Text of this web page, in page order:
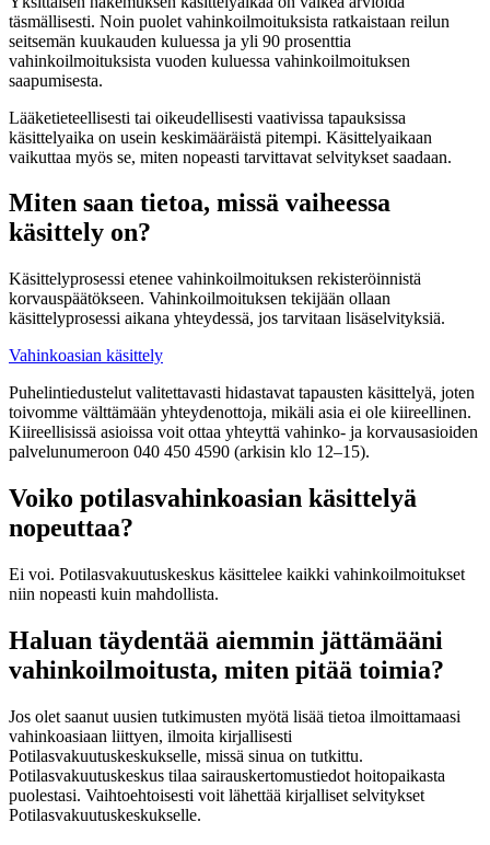
täsmällisesti. Noin puolet vahinkoilmoituksista ratkaistaan reilun
seitsemän kuukauden kuluessa ja yli 90 prosenttia
vahinkoilmoituksista vuoden kuluessa vahinkoilmoituksen
saapumisesta.
Lääketieteellisesti tai oikeudellisesti vaativissa tapauksissa
käsittelyaika on usein keskimääräistä pitempi. Käsittelyaikaan
vaikuttaa myös se, miten nopeasti tarvittavat selvitykset saadaan.
Miten saan tietoa, missä vaiheessa
käsittely on?
Käsittelyprosessi etenee vahinkoilmoituksen rekisteröinnistä
korvauspäätökseen. Vahinkoilmoituksen tekijään ollaan
käsittelyprosessi aikana yhteydessä, jos tarvitaan lisäselvityksiä.
Vahinkoasian käsittely
Puhelintiedustelut valitettavasti hidastavat tapausten käsittelyä, joten
toivomme välttämään yhteydenottoja, mikäli asia ei ole kiireellinen.
Kiireellisissä asioissa voit ottaa yhteyttä vahinko- ja korvausasioiden
palvelunumeroon 040 450 4590 (arkisin klo 12–15).
Voiko potilasvahinkoasian käsittelyä
nopeuttaa?
Ei voi. Potilasvakuutuskeskus käsittelee kaikki vahinkoilmoitukset
niin nopeasti kuin mahdollista.
Haluan täydentää aiemmin jättämääni
vahinkoilmoitusta, miten pitää toimia?
Jos olet saanut uusien tutkimusten myötä lisää tietoa ilmoittamaasi
vahinkoasiaan liittyen, ilmoita kirjallisesti
Potilasvakuutuskeskukselle, missä sinua on tutkittu.
Potilasvakuutuskeskus tilaa sairauskertomustiedot hoitopaikasta
puolestasi. Vaihtoehtoisesti voit lähettää kirjalliset selvitykset
Potilasvakuutuskeskukselle.